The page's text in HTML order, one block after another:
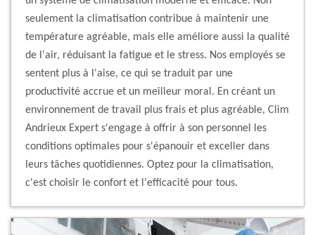
seulement la climatisation contribue à maintenir une
température agréable, mais elle améliore aussi la qualité
de l'air, réduisant la fatigue et le stress. Nos employés se
sentent plus à l'aise, ce qui se traduit par une
productivité accrue et un meilleur moral. En créant un
environnement de travail plus frais et plus agréable, Clim
Andrieux Expert s'engage à offrir à son personnel les
conditions optimales pour s'épanouir et exceller dans
leurs tâches quotidiennes. Optez pour la climatisation,
c'est choisir le confort et l'efficacité pour tous.